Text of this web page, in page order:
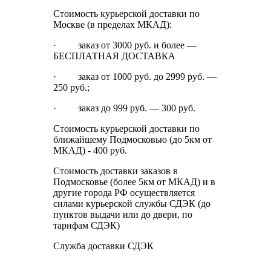
Стоимость курьерской доставки по
Москве (в пределах МКАД):
· заказ от 3000 руб. и более —
БЕСПЛАТНАЯ ДОСТАВКА
· заказ от 1000 руб. до 2999 руб. —
250 руб.;
· заказ до 999 руб. — 300 руб.
Стоимость курьерской доставки по
ближайшему Подмосковью (до 5км от
МКАД) - 400 руб.
Стоимость доставки заказов в
Подмосковье (более 5км от МКАД) и в
другие города РФ осуществляется
силами курьерской службы СДЭК (до
пунктов выдачи или до двери, по
тарифам СДЭК)
Служба доставки СДЭК